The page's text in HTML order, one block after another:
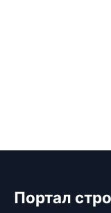
Портал